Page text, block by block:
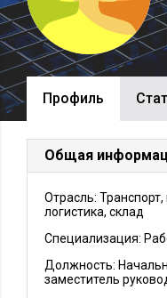
Профиль
Общая
Отрасль: Транспорт,
логистика, склад
Специализация:
Должность:
заместитель